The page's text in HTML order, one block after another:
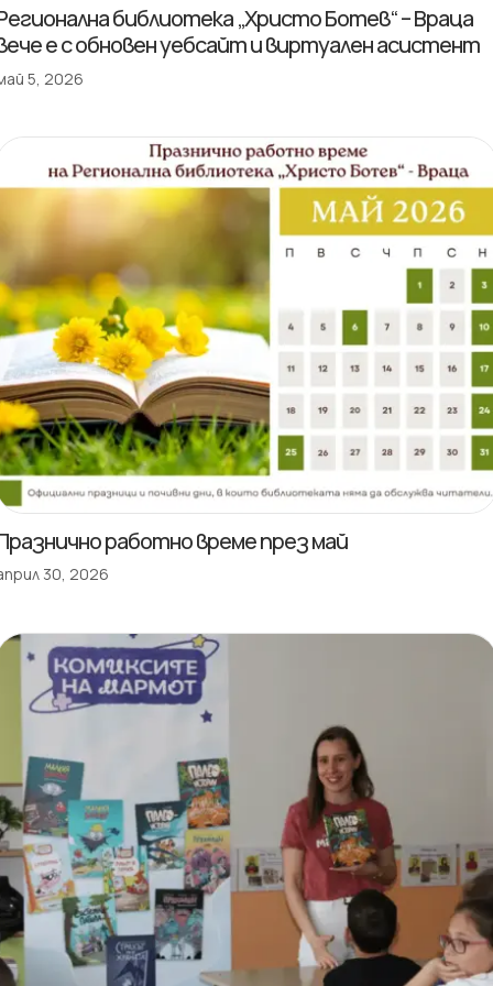
библиотека „Христо Ботев“ – Враца
е с обновен уебсайт и виртуален асистент
5, 2026
работно време през май
30, 2026